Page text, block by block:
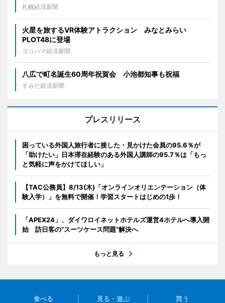
札幌経済新聞
火星を旅するVR体験アトラクション みなとみらい
PLOT48に登場
ヨコハマ経済新聞
八広で町名誕生60周年祝賀会 小池都知事も祝福
すみだ経済新聞
プレスリリース
困っている外国人旅行者に接した・見かけた会員の95.6％が
「助けたい」日本滞在経験のある外国人講師の95.7％は「もっ
と気軽に声をかけてほしい」
【TAC公務員】8/13(木)「オンラインオリエンテーション（体
験入学）」を無料で開催！学習スタートはじめの1歩！
「APEX24」、ダイワロイネットホテルズ運営4ホテルへ導入開
始 訪日客の“スーツケース問題”解決へ
もっと見る
食べる 見る・遊ぶ 買う